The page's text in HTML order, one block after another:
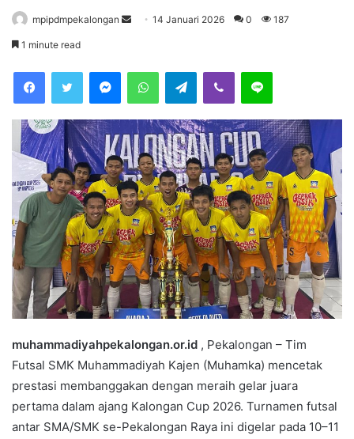
mpipdmpekalongan
e
m
a
i
l
14 Januari 2026 0 187
1 minute read
Telegram
muhammadiyahpekalongan.or.id , Pekalongan – Tim
Futsal SMK Muhammadiyah Kajen (Muhamka) mencetak
prestasi membanggakan dengan meraih gelar juara
pertama dalam ajang Kalongan Cup 2026. Turnamen futsal
antar SMA/SMK se-Pekalongan Raya ini digelar pada 10–11